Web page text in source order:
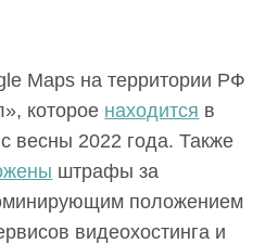
Maps на территории РФ
которое находится в
весны 2022 года. Также
штрафы за
положением
видеохостинга и